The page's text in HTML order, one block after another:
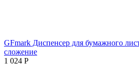
GFmark Диспенсер для бумажного
сложение
1 024 Р